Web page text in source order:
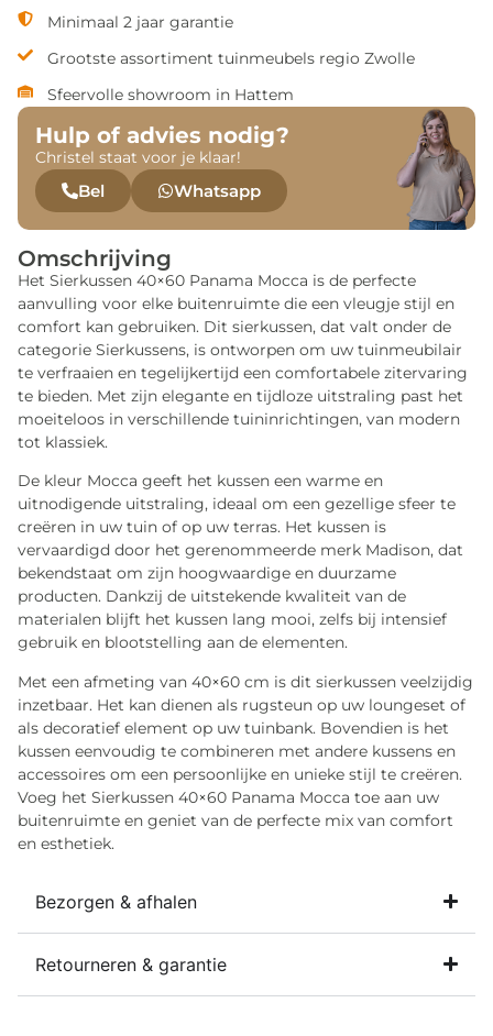
Minimaal 2 jaar garantie
Grootste assortiment tuinmeubels regio Zwolle
Sfeervolle showroom in Hattem
Hulp of advies nodig?
Christel staat voor je klaar!
Bel Whatsapp
Omschrijving
Het Sierkussen 40×60 Panama Mocca is de perfecte
aanvulling voor elke buitenruimte die een vleugje stijl en
comfort kan gebruiken. Dit sierkussen, dat valt onder de
categorie Sierkussens, is ontworpen om uw tuinmeubilair
te verfraaien en tegelijkertijd een comfortabele zitervaring
te bieden. Met zijn elegante en tijdloze uitstraling past het
moeiteloos in verschillende tuininrichtingen, van modern
tot klassiek.
De kleur Mocca geeft het kussen een warme en
uitnodigende uitstraling, ideaal om een gezellige sfeer te
creëren in uw tuin of op uw terras. Het kussen is
vervaardigd door het gerenommeerde merk Madison, dat
bekendstaat om zijn hoogwaardige en duurzame
producten. Dankzij de uitstekende kwaliteit van de
materialen blijft het kussen lang mooi, zelfs bij intensief
gebruik en blootstelling aan de elementen.
Met een afmeting van 40×60 cm is dit sierkussen veelzijdig
inzetbaar. Het kan dienen als rugsteun op uw loungeset of
als decoratief element op uw tuinbank. Bovendien is het
kussen eenvoudig te combineren met andere kussens en
accessoires om een persoonlijke en unieke stijl te creëren.
Voeg het Sierkussen 40×60 Panama Mocca toe aan uw
buitenruimte en geniet van de perfecte mix van comfort
en esthetiek.
Bezorgen & afhalen
Retourneren & garantie